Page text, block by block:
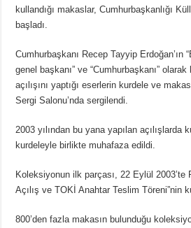
kullandığı makaslar, Cumhurbaşkanlığı
başladı.
Cumhurbaşkanı Recep Tayyip Erdoğan’ın
genel başkanı” ve “Cumhurbaşkanı” olarak
açılışını yaptığı eserlerin kurdele ve
Sergi Salonu’nda sergilendi.
2003 yılından bu yana yapılan açılışlarda
kurdeleyle birlikte muhafaza edildi.
Koleksiyonun ilk parçası, 22 Eylül 2003’te
Açılış ve TOKİ Anahtar Teslim Töreni”nin
800’den fazla makasın bulunduğu